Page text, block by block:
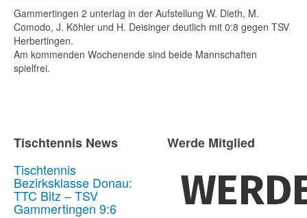
Gammertingen 2 unterlag in der Aufstellung W. Dieth, M.
Comodo, J. Köhler und H. Deisinger deutlich mit 0:8 gegen TSV
Herbertingen.
Am kommenden Wochenende sind beide Mannschaften
spielfrei.
Tischtennis News
Tischtennis
Bezirksklasse Donau:
TTC Bitz – TSV
Gammertingen 9:6
Werde Mitglied